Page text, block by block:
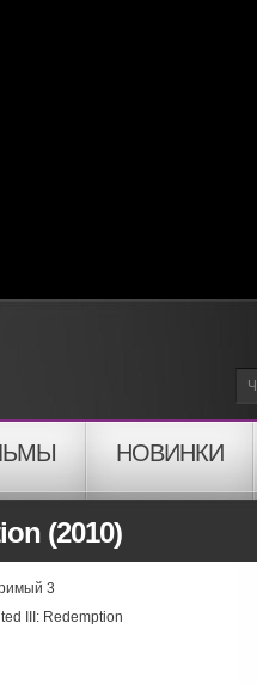
НОВИНКИ
(2010)
3
III: Redemption